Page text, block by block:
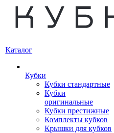
Каталог
Кубки
Кубки стандартные
Кубки
оригинальные
Кубки престижные
Комплекты кубков
Крышки для кубков